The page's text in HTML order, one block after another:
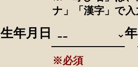
ナ」「漢字」で入
生年月日 年
※必須